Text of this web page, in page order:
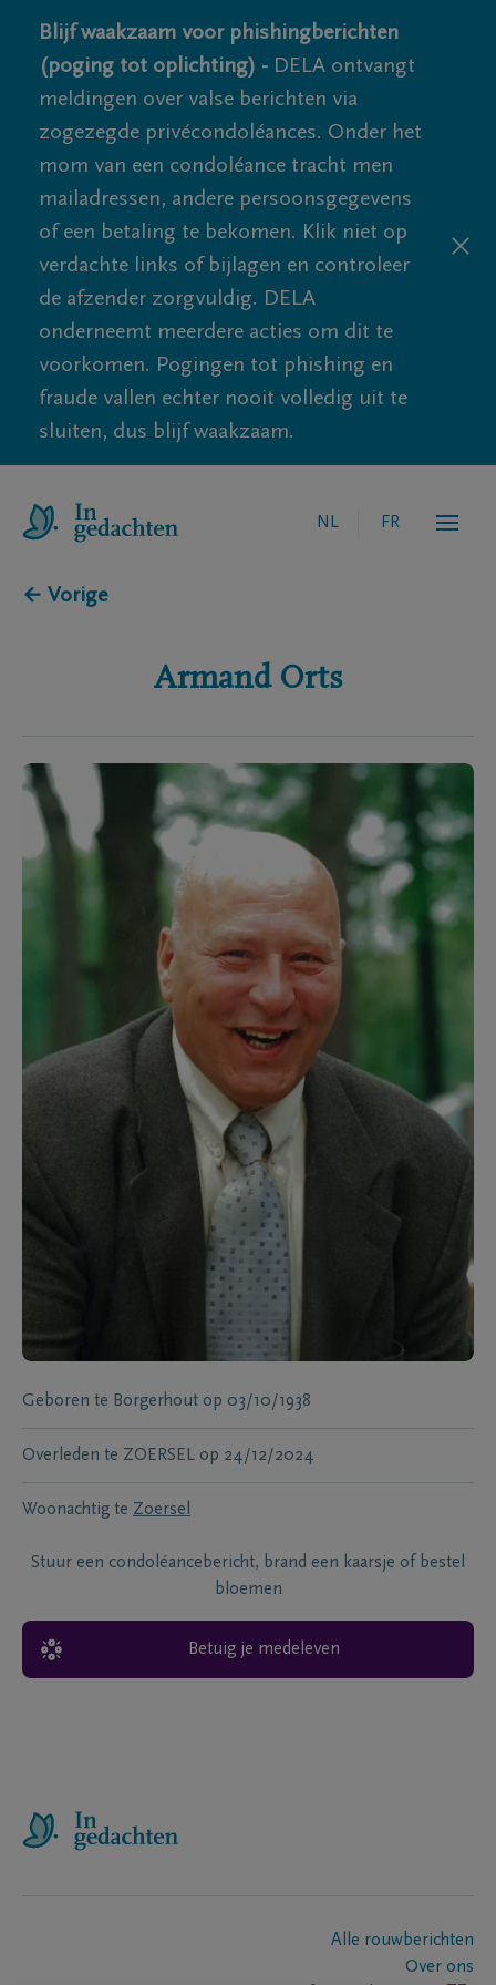
Blijf waakzaam voor phishingberichten
(poging tot oplichting) - DELA ontvangt
meldingen over valse berichten via
zogezegde privécondoléances. Onder het
mom van een condoléance tracht men
mailadressen, andere persoonsgegevens
of een betaling te bekomen. Klik niet op
verdachte links of bijlagen en controleer
de afzender zorgvuldig. DELA
onderneemt meerdere acties om dit te
voorkomen. Pogingen tot phishing en
fraude vallen echter nooit volledig uit te
sluiten, dus blijf waakzaam.
NL FR
← Vorige
Armand Orts
Geboren te Borgerhout op 03/10/1938
Overleden te ZOERSEL op 24/12/2024
Woonachtig te Zoersel
Stuur een condoléancebericht, brand een kaarsje of bestel
bloemen
Betuig je medeleven
Alle rouwberichten
Over ons